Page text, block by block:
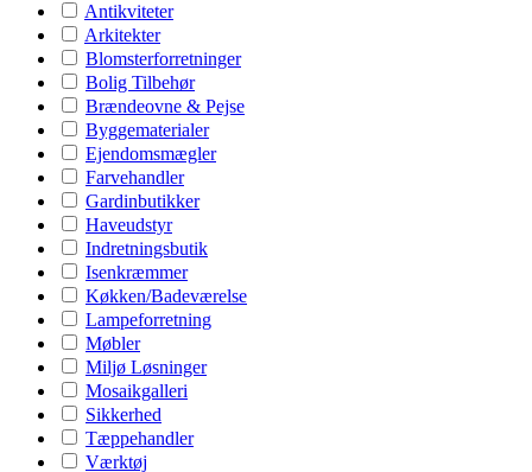
Antikviteter
Arkitekter
Blomsterforretninger
Bolig Tilbehør
Brændeovne & Pejse
Byggematerialer
Ejendomsmægler
Farvehandler
Gardinbutikker
Haveudstyr
Indretningsbutik
Isenkræmmer
Køkken/Badeværelse
Lampeforretning
Møbler
Miljø Løsninger
Mosaikgalleri
Sikkerhed
Tæppehandler
Værktøj